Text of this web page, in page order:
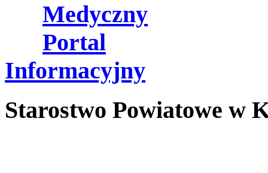
Medyczny
Portal
Informacyjny
Starostwo Powiatowe w